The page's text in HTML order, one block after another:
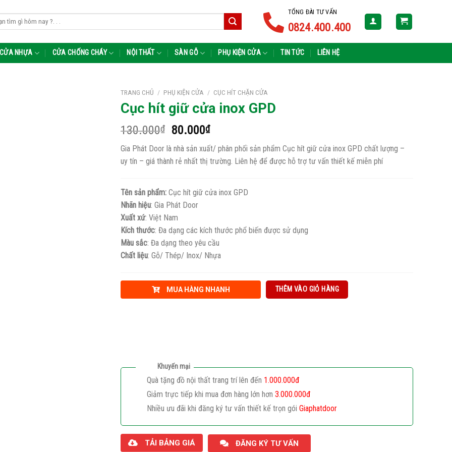
TỔNG ĐÀI TƯ VẤN
0824.400.400
CỬA NHỰA CỬA CHỐNG CHÁY NỘI THẤT SÀN GỖ PHỤ KIỆN CỬA TIN TỨC LIÊN HỆ
TRANG CHỦ / PHỤ KIỆN CỬA / CỤC HÍT CHẶN CỬA
Cục hít giữ cửa inox GPD
130.000₫
Giá
gốc
là:
130.000₫.
80.000₫Giá
hiện
tại
là:
Gia Phát Door là nhà sản xuất/ phân phối sản phẩm Cục hít giữ cửa inox GPD chất lượng –
uy tín – giá thành rẻ nhất thị trường. Liên hệ để được hỗ trợ tư vấn thiết kế miễn phí
Tên sản phẩm: Cục hít giữ cửa inox GPD
Nhãn hiệu: Gia Phát Door
Xuất xứ: Việt Nam
Kích thước: Đa dạng các kích thước phổ biến được sử dụng
Màu sắc: Đa dạng theo yêu cầu
Chất liệu: Gỗ/ Thép/ Inox/ Nhựa
MUA HÀNG NHANH THÊM VÀO GIỎ HÀNG
Khuyến mại
Quà tặng đồ nội thất trang trí lên đến 1.000.000đ
Giảm trực tiếp khi mua đơn hàng lớn hơn 3.000.000đ
Nhiều ưu đãi khi đăng ký tư vấn thiết kế trọn gói Giaphatdoor
TẢI BẢNG GIÁ ĐĂNG KÝ TƯ VẤN